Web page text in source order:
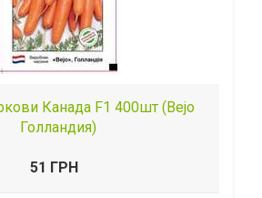
Канада F1 400шт (Bejo
Голландия)
51 ГРН